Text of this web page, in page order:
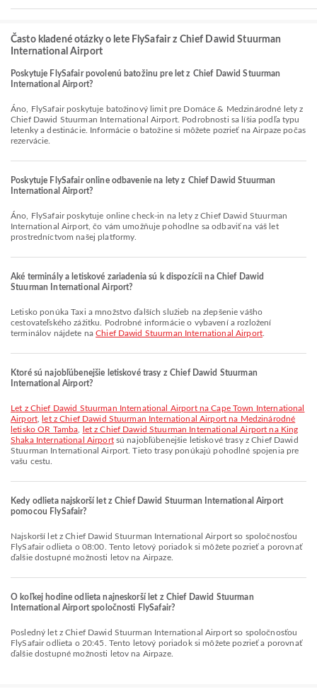
Často kladené otázky o lete FlySafair z Chief Dawid Stuurman
International Airport
Poskytuje FlySafair povolenú batožinu pre let z Chief Dawid Stuurman
International Airport?
Áno, FlySafair poskytuje batožinový limit pre Domáce & Medzinárodné lety z
Chief Dawid Stuurman International Airport. Podrobnosti sa líšia podľa typu
letenky a destinácie. Informácie o batožine si môžete pozrieť na Airpaze počas
rezervácie.
Poskytuje FlySafair online odbavenie na lety z Chief Dawid Stuurman
International Airport?
Áno, FlySafair poskytuje online check-in na lety z Chief Dawid Stuurman
International Airport, čo vám umožňuje pohodlne sa odbaviť na váš let
prostredníctvom našej platformy.
Aké terminály a letiskové zariadenia sú k dispozícii na Chief Dawid
Stuurman International Airport?
Letisko ponúka Taxi a množstvo ďalších služieb na zlepšenie vášho
cestovateľského zážitku. Podrobné informácie o vybavení a rozložení
terminálov nájdete naChief Dawid Stuurman International Airport.
Ktoré sú najobľúbenejšie letiskové trasy z Chief Dawid Stuurman
International Airport?
let z Chief Dawid Stuurman International Airport na Cape Town International
Airport,
let z Chief Dawid Stuurman International Airport na Medzinárodné
letisko OR Tamba
let z Chief Dawid Stuurman International Airport na King
Shaka International Airportsú najobľúbenejšie letiskové trasy z Chief Dawid
Stuurman International Airport. Tieto trasy ponúkajú pohodlné spojenia pre
vašu cestu.
Kedy odlieta najskorší let z Chief Dawid Stuurman International Airport
pomocou FlySafair?
Najskorší let z Chief Dawid Stuurman International Airport so spoločnosťou
FlySafair odlieta o 08:00. Tento letový poriadok si môžete pozrieť a porovnať
ďalšie dostupné možnosti letov na Airpaze.
O koľkej hodine odlieta najneskorší let z Chief Dawid Stuurman
International Airport spoločnosti FlySafair?
Posledný let z Chief Dawid Stuurman International Airport so spoločnosťou
FlySafair odlieta o 20:45. Tento letový poriadok si môžete pozrieť a porovnať
ďalšie dostupné možnosti letov na Airpaze.